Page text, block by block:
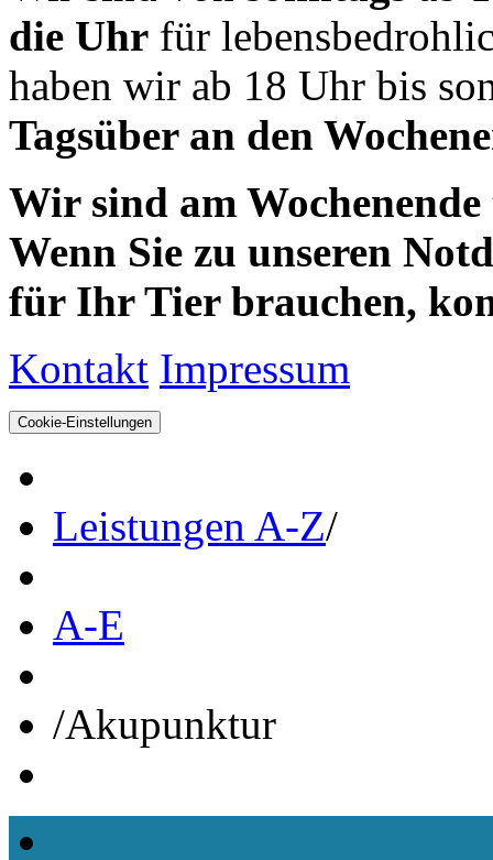
die Uhr für
haben wir ab 18 Uhr bis
Tagsüber an den
Wir sind am
Wenn Sie zu unseren
für Ihr Tier brauchen,
Kontakt Impressum
Cookie-Einstellungen
Leistungen A-Z/
A-E
/Akupunktur